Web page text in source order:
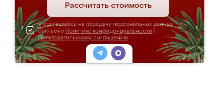
Рассчитать стоимость
Я соглашаюсь на передачу персональных данных
согласно Политике конфиденциальности
Пользовательскому соглашению